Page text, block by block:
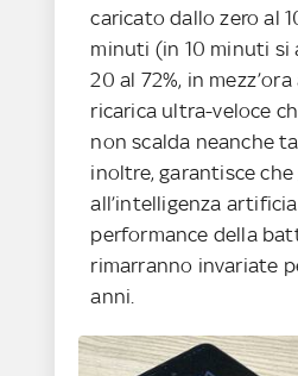
caricato dallo zero al
minuti (in 10 minuti si
20 al 72%, in
ricarica ultra-veloce
non scalda neanche
inoltre, garantisce che
all’intelligenza
performance della
rimarranno invariate
anni.